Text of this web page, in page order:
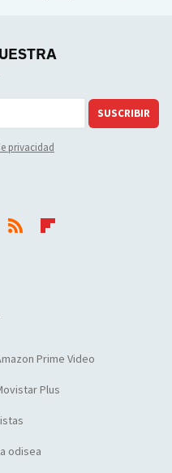
SUSCRIBIR
privacidad
Prime Video
Plus
odisea